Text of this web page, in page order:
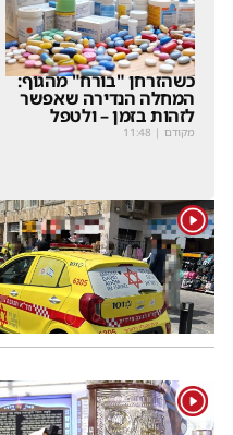
כשהזרחן "בורח" מהגוף:
המחלה הנדירה שאפשר
לזהות בזמן – ולטפל
מקודם |
11:48
1
1